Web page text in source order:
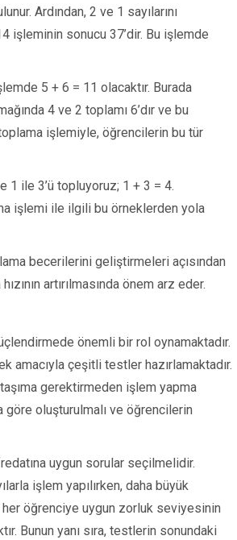
Ardından, 2 ve 1 sayılarını
işleminin sonucu 37’dir. Bu işlemde
5 + 6 = 11 olacaktır. Burada
4 ve 2 toplamı 6’dır ve bu
işlemiyle, öğrencilerin bu tür
1 ile 3’ü topluyoruz; 1 + 3 = 4.
işlemi ile ilgili bu örneklerden yola
becerilerini geliştirmeleri açısından
artırılmasında önem arz eder.
önemli bir rol oynamaktadır.
çeşitli testler hazırlamaktadır.
gerektirmeden işlem yapma
oluşturulmalı ve öğrencilerin
uygun sorular seçilmelidir.
işlem yapılırken, daha büyük
öğrenciye uygun zorluk seviyesinin
Bunun yanı sıra, testlerin sonundaki